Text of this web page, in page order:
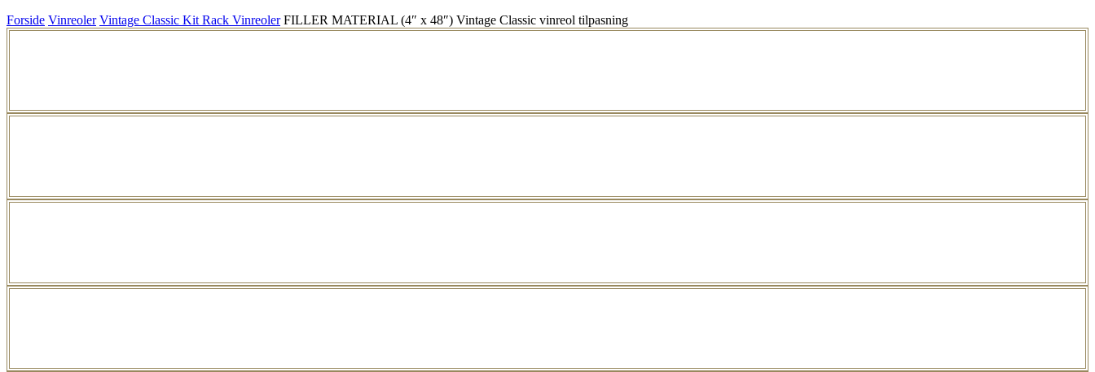
Forside Vinreoler Vintage Classic Kit Rack Vinreoler FILLER MATERIAL (4″ x 48″) Vintage Classic vinreol tilpasning